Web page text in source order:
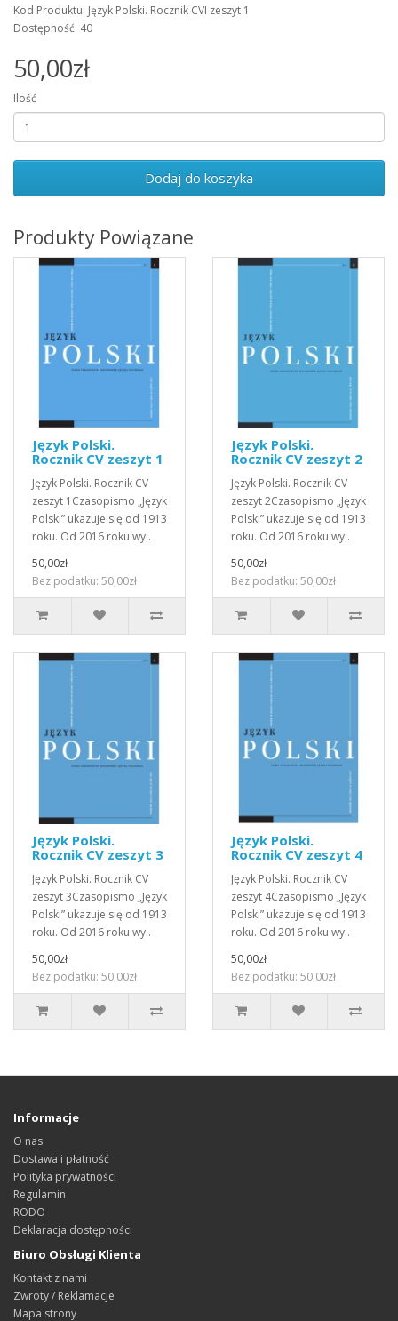
Kod Produktu: Język Polski. Rocznik CVI zeszyt 1
Dostępność: 40
50,00zł
Ilość
Dodaj do koszyka
Produkty Powiązane
Język Polski.
Rocznik CV zeszyt 1
Język Polski. Rocznik CV
zeszyt 1Czasopismo „Język
Polski” ukazuje się od 1913
roku. Od 2016 roku wy..
50,00zł
Bez podatku: 50,00zł
Język Polski.
Rocznik CV zeszyt 2
Język Polski. Rocznik CV
zeszyt 2Czasopismo „Język
Polski” ukazuje się od 1913
roku. Od 2016 roku wy..
50,00zł
Bez podatku: 50,00zł
Język Polski.
Rocznik CV zeszyt 3
Język Polski. Rocznik CV
zeszyt 3Czasopismo „Język
Polski” ukazuje się od 1913
roku. Od 2016 roku wy..
50,00zł
Bez podatku: 50,00zł
Język Polski.
Rocznik CV zeszyt 4
Język Polski. Rocznik CV
zeszyt 4Czasopismo „Język
Polski” ukazuje się od 1913
roku. Od 2016 roku wy..
50,00zł
Bez podatku: 50,00zł
Informacje
O nas
Dostawa i płatność
Polityka prywatności
Regulamin
RODO
Deklaracja dostępności
Biuro Obsługi Klienta
Kontakt z nami
Zwroty / Reklamacje
Mapa strony